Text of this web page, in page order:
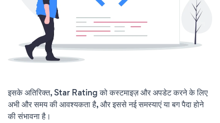
इसके अतिरिक्त, Star Rating को कस्टमाइज़ और अपडेट करने के लिए
अभी और समय की आवश्यकता है, और इससे नई समस्याएं या बग पैदा होने
की संभावना है।